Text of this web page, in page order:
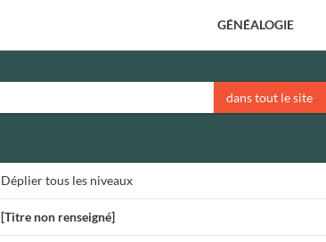
GÉNÉALOGIE
dans tout le site
Dépliertous les niveaux
[Titre non renseigné]